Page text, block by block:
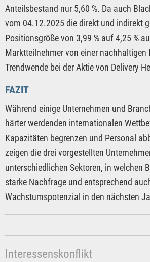
Anteilsbestand nur 5,60 %. Da auch
vom 04.12.2025 die direkt und indirekt
Positionsgröße von 3,99 % auf 4,25 %
Marktteilnehmer von einer nachhaltigen
Trendwende bei der Aktie von Delivery
FAZIT
Während einige Unternehmen und
härter werdenden internationalen
Kapazitäten begrenzen und Personal
zeigen die drei vorgestellten
unterschiedlichen Sektoren, in welchen
starke Nachfrage und entsprechend
Wachstumspotenzial in den nächsten
Interessenskonflikt